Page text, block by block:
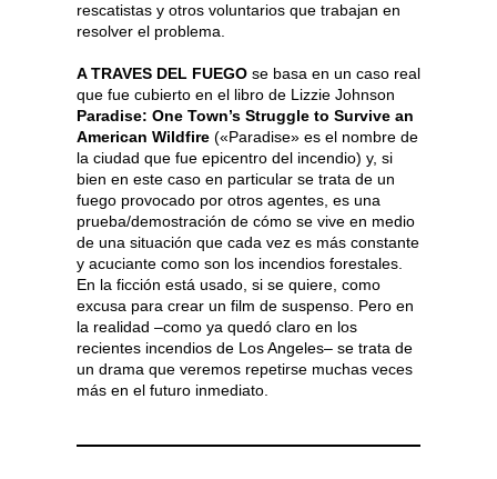
rescatistas y otros voluntarios que trabajan en
resolver el problema.
A TRAVES DEL FUEGO se basa en un caso real
que fue cubierto en el libro de Lizzie Johnson
Paradise: One Town’s Struggle to Survive an
American Wildfire («Paradise» es el nombre de
la ciudad que fue epicentro del incendio) y, si
bien en este caso en particular se trata de un
fuego provocado por otros agentes, es una
prueba/demostración de cómo se vive en medio
de una situación que cada vez es más constante
y acuciante como son los incendios forestales.
En la ficción está usado, si se quiere, como
excusa para crear un film de suspenso. Pero en
la realidad –como ya quedó claro en los
recientes incendios de Los Angeles– se trata de
un drama que veremos repetirse muchas veces
más en el futuro inmediato.